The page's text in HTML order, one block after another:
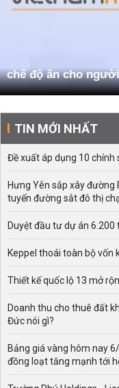
chế độ ăn cho
TIN MỚI NHẤT
Đề xuất áp dụng 10 chính
Hưng Yên sắp xây đường
tuyến đường sắt đô thị
Duyệt đầu tư dự án 6.200
Keppel thoái toàn bộ vốn
Thiết kế quốc lộ 13 mở
Doanh thu cho thuê đất
Đức nói gì?
Bảng giá vàng hôm nay
đồng loạt tăng mạnh tới